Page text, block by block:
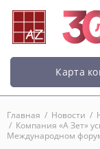
Карта
Главная / Новости /
/ Компания «А Зет»
Международном